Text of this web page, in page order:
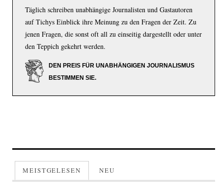
Täglich schreiben unabhängige Journalisten und Gastautoren
auf Tichys Einblick ihre Meinung zu den Fragen der Zeit. Zu
jenen Fragen, die sonst oft all zu einseitig dargestellt oder unter
den Teppich gekehrt werden.
DEN PREIS FÜR UNABHÄNGIGEN JOURNALISMUS
BESTIMMEN SIE.
MEISTGELESEN NEU